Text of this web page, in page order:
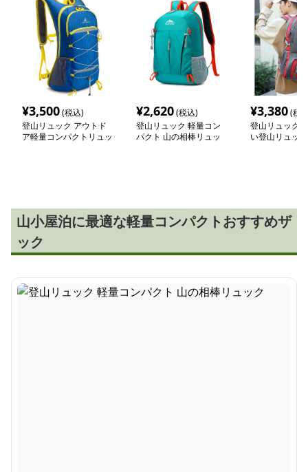
¥3,500(税込)
登山リュック アウトド
ア軽量コンパクトリュッ
¥2,620(税込)
登山リュック 軽量コン
パクト 山の相棒リュッ
¥3,380(税
登山リュック
い登山リュック
山小屋泊に最適な軽量コンパクトおすすめザ
ック